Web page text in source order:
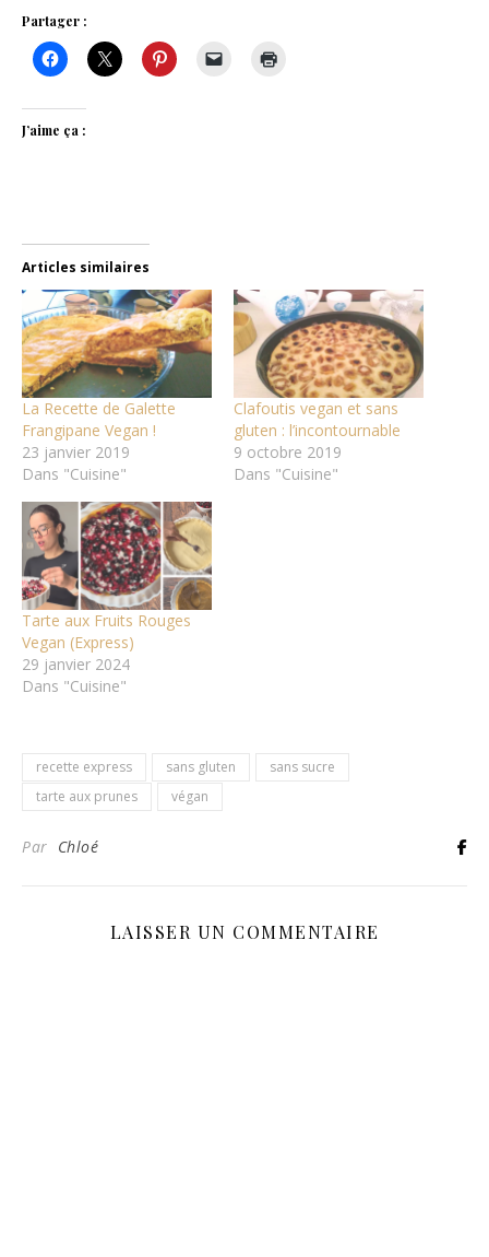
Partager :
J’aime ça :
Articles similaires
La Recette de Galette
Frangipane Vegan !
23 janvier 2019
Dans "Cuisine"
Clafoutis vegan et sans
gluten : l’incontournable
9 octobre 2019
Dans "Cuisine"
Tarte aux Fruits Rouges
Vegan (Express)
29 janvier 2024
Dans "Cuisine"
recette express sans gluten
sans sucre
tarte aux prunes
végan
Par Chloé
LAISSER UN COMMENTAIRE